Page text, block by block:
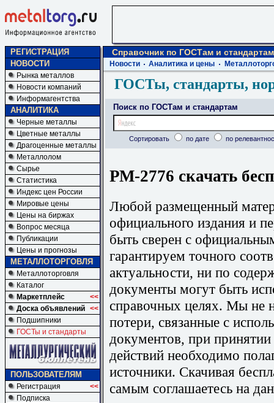
РЕГИСТРАЦИЯ
НОВОСТИ
Рынка металлов
Новости компаний
Информагентства
АНАЛИТИКА
Черные металлы
Цветные металлы
Драгоценные металлы
Металлолом
Сырье
Статистика
Индекс цен России
Мировые цены
Цены на биржах
Вопрос месяца
Публикации
Цены и прогнозы
МЕТАЛЛОТОРГОВЛЯ
Металлоторговля
Каталог
Маркетплейс
<<
Доска объявлений <<
Подшипники
ГОСТы и стандарты
ПОЛЬЗОВАТЕЛЯМ
Регистрация
<<
Подписка
Справочник по ГОСТам и стандартам
Новости Аналитика и цены
ГОСТы, стандарты,
Поиск по ГОСТам и стандартам
Сортировать по дате по
РМ-2776 скачать
Любой размещенный
официального издания и
быть сверен с
гарантируем точного
актуальности, ни по
документы могут быть
справочных целях. Мы не
потери, связанные с
документов, при
действий необходимо
источники. Скачивая
самым соглашаетесь на